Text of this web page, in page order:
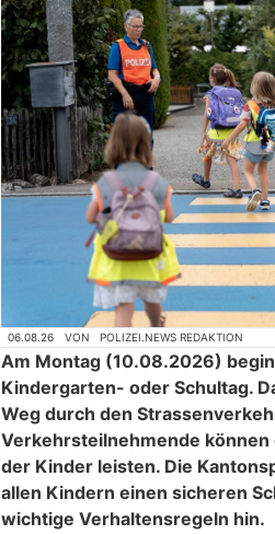
06.08.26 VON POLIZEI.NEWS REDAKTION
Am Montag (10.08.2026)
Kindergarten- oder Schultag.
Weg durch den
Verkehrsteilnehmende
der Kinder leisten. Die
allen Kindern einen sicheren
wichtige Verhaltensregeln hin.